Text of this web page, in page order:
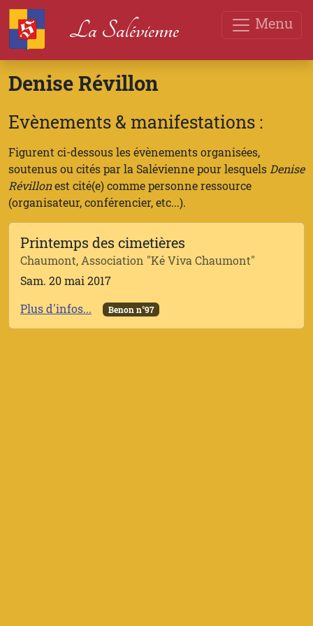
Menu
La Salévienne
Denise Révillon
Evènements & manifestations :
Figurent ci-dessous les évènements organisées,
soutenus ou cités par la Salévienne pour lesquels Denise
Révillonest cité(e) comme personne ressource
(organisateur, conférencier, etc...).
Printemps des cimetières
Chaumont, Association "Ké Viva Chaumont"
Sam. 20 mai 2017
Plus d'infos...
Benon n°97